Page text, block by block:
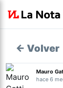
← Volver
Mauro
hace 6